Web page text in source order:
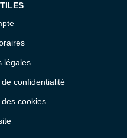
légales
de confidentialité
des cookies